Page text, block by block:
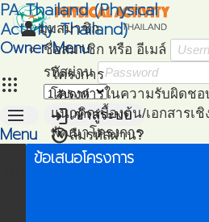
PA Thailand (Physical
Activity Thailand)
Owner Menu
apps
personมุมสมาชิก
ชื่อสมาชิก หรือ อีเมล์
รหัสผ่าน
loginเข้าสู่ระบบ
restoreลืมรหัสผ่าน?
menu
Menu
โครงการ
โครงการในความรับผิดชอ
แนวคิดเบื้องต้น/เอกสารเชิ
พัฒนาโครงการ
(Project Development)
ข้อเสนอโครงการ